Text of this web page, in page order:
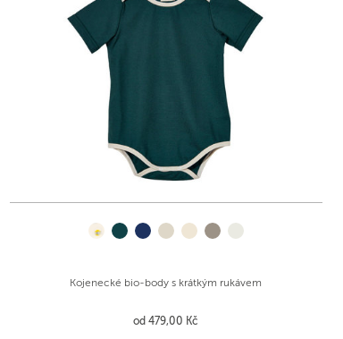
Kojenecké bio-body s krátkým rukávem
od 479,00 Kč